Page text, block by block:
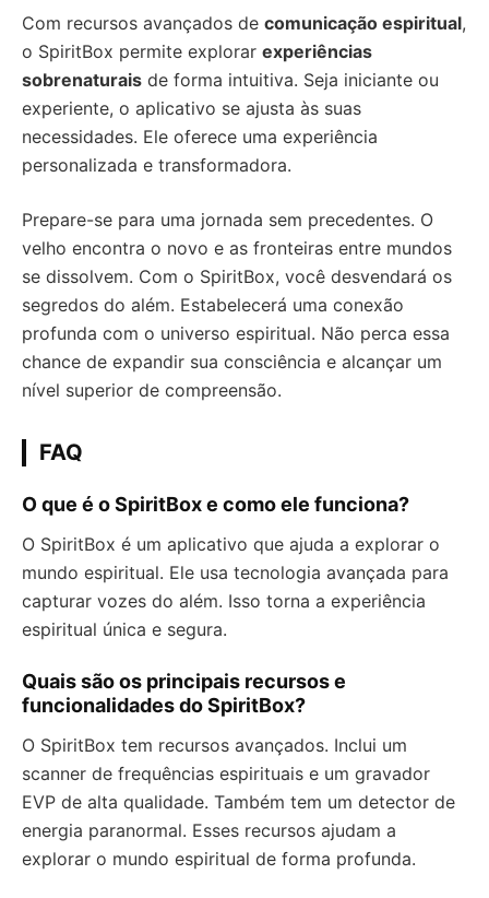
Com recursos avançados de comunicação espiritual,
o SpiritBox permite explorar experiências
sobrenaturais de forma intuitiva. Seja iniciante ou
experiente, o aplicativo se ajusta às suas
necessidades. Ele oferece uma experiência
personalizada e transformadora.
Prepare-se para uma jornada sem precedentes. O
velho encontra o novo e as fronteiras entre mundos
se dissolvem. Com o SpiritBox, você desvendará os
segredos do além. Estabelecerá uma conexão
profunda com o universo espiritual. Não perca essa
chance de expandir sua consciência e alcançar um
nível superior de compreensão.
FAQ
O que é o SpiritBox e como ele funciona?
O SpiritBox é um aplicativo que ajuda a explorar o
mundo espiritual. Ele usa tecnologia avançada para
capturar vozes do além. Isso torna a experiência
espiritual única e segura.
Quais são os principais recursos e
funcionalidades do SpiritBox?
O SpiritBox tem recursos avançados. Inclui um
scanner de frequências espirituais e um gravador
EVP de alta qualidade. Também tem um detector de
energia paranormal. Esses recursos ajudam a
explorar o mundo espiritual de forma profunda.